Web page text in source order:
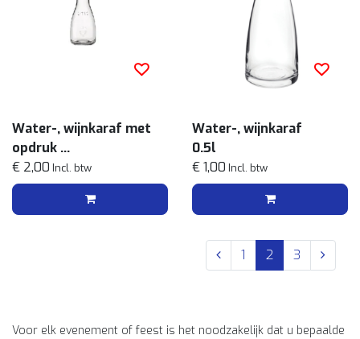
Water-, wijnkaraf met
opdruk
1l
€ 2,00 Incl. btw
Water-, wijnkaraf
0.5l
€ 1,00 Incl. btw
1 2 3
Voor elk evenement of feest is het noodzakelijk dat u bepaalde